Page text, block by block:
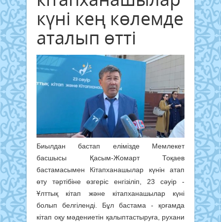
күні кең көлемде
аталып өтті
Биылдан бастап елімізде Мемлекет
басшысы Қасым-Жомарт Тоқаев
бастамасымен Кітапханашылар күнін атап
өту тәртібіне өзгеріс енгізіліп, 23 сәуір -
Ұлттық кітап және кітапханашылар күні
болып белгіленді. Бұл бастама - қоғамда
кітап оқу мәдениетін қалыптастыруға, рухани